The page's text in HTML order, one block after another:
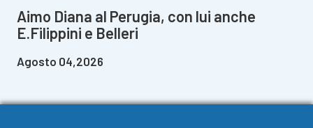
Aimo Diana al Perugia, con lui anche
E.Filippini e Belleri
Agosto 04,2026